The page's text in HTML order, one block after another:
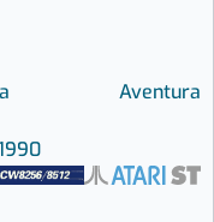
Aventura